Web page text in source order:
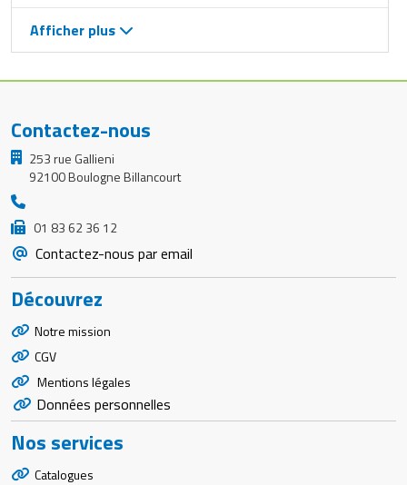
Afficher plus
Contactez-nous
253 rue Gallieni
92100 Boulogne Billancourt
01 83 62 36 12
Contactez-nous par email
Découvrez
Notre mission
CGV
Mentions légales
Données personnelles
Nos services
Catalogues